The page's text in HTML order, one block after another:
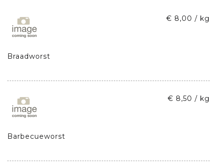
Braadworst
€ 8,00 / kg
Barbecueworst
€ 8,50 / kg